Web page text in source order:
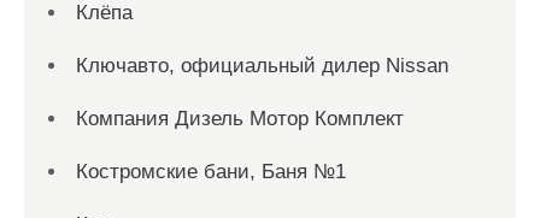
Клёпа
Ключавто, официальный дилер Nissan
Компания Дизель Мотор Комплект
Костромские бани, Баня №1